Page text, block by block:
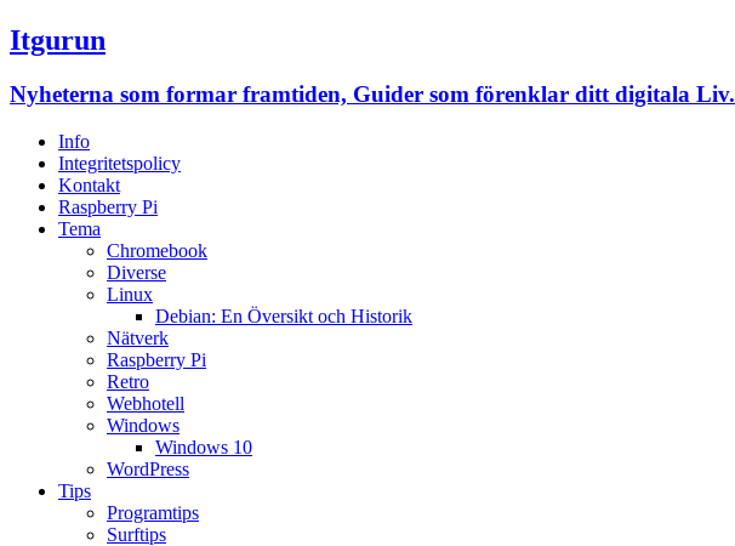
Itgurun
Nyheterna som formar framtiden, Guider som förenklar ditt digitala Liv.
Info
Integritetspolicy
Kontakt
Raspberry Pi
Tema
Chromebook
Diverse
Linux
Debian: En Översikt och Historik
Nätverk
Raspberry Pi
Retro
Webhotell
Windows
Windows 10
WordPress
Tips
Programtips
Surftips